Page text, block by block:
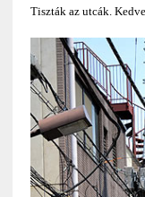
Tiszták az utcák.